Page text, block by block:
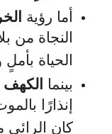
أما رؤية
النجاة من
الحياة
بينما
إنذارًا
كان الرائي